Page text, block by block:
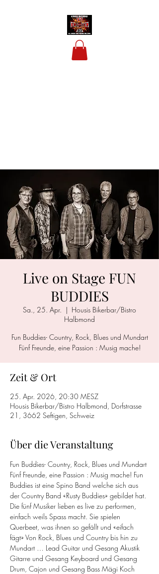
Live on Stage FUN
BUDDIES
Sa., 25. Apr.
  |
Housis Bikerbar/Bistro
Halbmond
Fun Buddies- Country, Rock, Blues und Mundart
Fünf Freunde, eine Passion : Musig mache!
Zeit & Ort
25. Apr. 2026, 20:30 MESZ
Housis Bikerbar/Bistro Halbmond, Dorfstrasse
21, 3662 Seftigen, Schweiz
Über die Veranstaltung
Fun Buddies- Country, Rock, Blues und Mundart
Fünf Freunde, eine Passion : Musig mache! Fun
Buddies ist eine Spino Band welche sich aus
der Country Band «Rusty Buddies» gebildet hat.
Die fünf Musiker lieben es live zu performen,
einfach weils Spass macht. Sie spielen
Querbeet, was ihnen so gefällt und «eifach
fägt» Von Rock, Blues und Country bis hin zu
Mundart … Lead Guitar und Gesang Akustik
Gitarre und Gesang Keyboard und Gesang
Drum, Cajon und Gesang Bass Mägi Koch